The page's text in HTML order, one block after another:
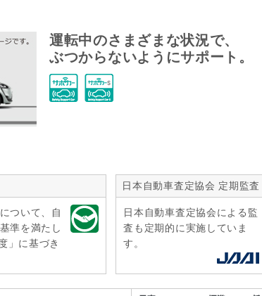
運転中のさまざまな状況で、
ぶつからないようにサポート。
ついて、自
準を満たし
」に基づき
日本自動車査定協会 定期監査
日本自動車査定協会による監
査も定期的に実施していま
す。